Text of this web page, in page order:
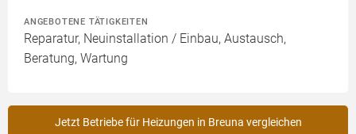
ANGEBOTENE TÄTIGKEITEN
Reparatur, Neuinstallation / Einbau, Austausch,
Beratung, Wartung
Jetzt Betriebe für Heizungen in Breuna vergleichen